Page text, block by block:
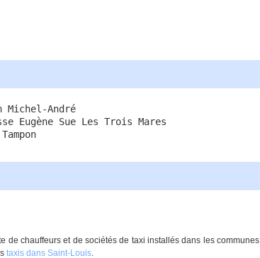
Michel-André
Eugène Sue Les Trois Mares
de chauffeurs et de sociétés de taxi installés dans les communes
taxis dans Saint-Louis.